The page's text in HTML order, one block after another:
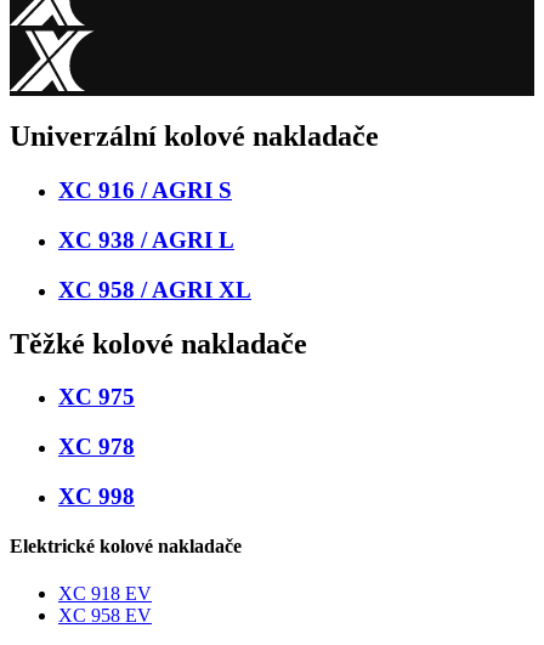
Univerzální kolové nakladače
XC 916 / AGRI S
XC 938 / AGRI L
XC 958 / AGRI XL
Těžké kolové nakladače
XC 975
XC 978
XC 998
Elektrické kolové nakladače
XC 918 EV
XC 958 EV